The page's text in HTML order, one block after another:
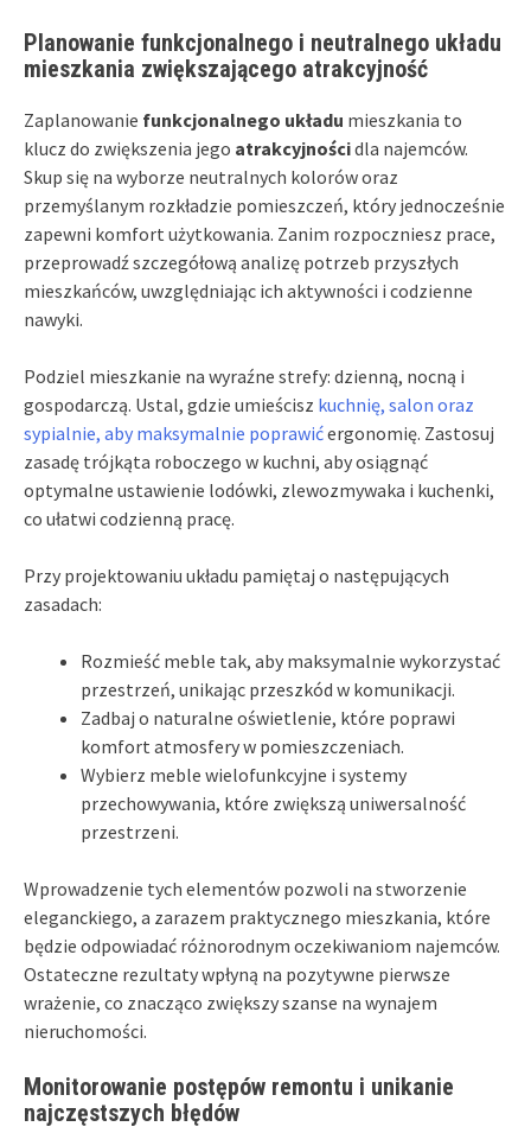
Planowanie funkcjonalnego i neutralnego układu
mieszkania zwiększającego atrakcyjność
Zaplanowanie funkcjonalnego układu mieszkania to
klucz do zwiększenia jego atrakcyjnościdla najemców.
Skup się na wyborze neutralnych kolorów oraz
przemyślanym rozkładzie pomieszczeń, który jednocześnie
zapewni komfort użytkowania. Zanim rozpoczniesz prace,
przeprowadź szczegółową analizę potrzeb przyszłych
mieszkańców, uwzględniając ich aktywności i codzienne
nawyki.
Podziel mieszkanie na wyraźne strefy: dzienną, nocną i
gospodarczą. Ustal, gdzie umieścisz kuchnię, salon oraz
sypialnie, aby maksymalnie poprawićergonomię. Zastosuj
zasadę trójkąta roboczego w kuchni, aby osiągnąć
optymalne ustawienie lodówki, zlewozmywaka i kuchenki,
co ułatwi codzienną pracę.
Przy projektowaniu układu pamiętaj o następujących
zasadach:
Rozmieść meble tak, aby maksymalnie wykorzystać
przestrzeń, unikając przeszkód w komunikacji.
Zadbaj o naturalne oświetlenie, które poprawi
komfort atmosfery w pomieszczeniach.
Wybierz meble wielofunkcyjne i systemy
przechowywania, które zwiększą uniwersalność
przestrzeni.
Wprowadzenie tych elementów pozwoli na stworzenie
eleganckiego, a zarazem praktycznego mieszkania, które
będzie odpowiadać różnorodnym oczekiwaniom najemców.
Ostateczne rezultaty wpłyną na pozytywne pierwsze
wrażenie, co znacząco zwiększy szanse na wynajem
nieruchomości.
Monitorowanie postępów remontu i unikanie
najczęstszych błędów